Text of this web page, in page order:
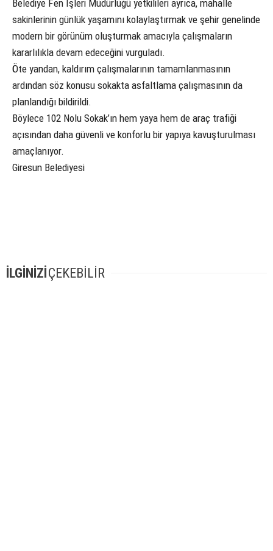
Belediye Fen İşleri Müdürlüğü yetkilileri ayrıca, mahalle
sakinlerinin günlük yaşamını kolaylaştırmak ve şehir genelinde
modern bir görünüm oluşturmak amacıyla çalışmaların
kararlılıkla devam edeceğini vurguladı.
Öte yandan, kaldırım çalışmalarının tamamlanmasının
ardından söz konusu sokakta asfaltlama çalışmasının da
planlandığı bildirildi.
Böylece 102 Nolu Sokak’ın hem yaya hem de araç trafiği
açısından daha güvenli ve konforlu bir yapıya kavuşturulması
amaçlanıyor.
Giresun Belediyesi
İLGİNİZİÇEKEBİLİR